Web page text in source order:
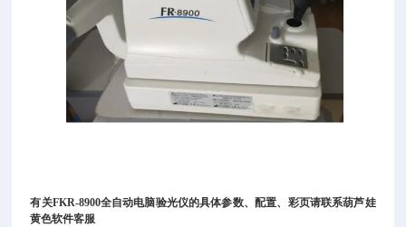
有关FKR-8900全自动电脑验光仪的具体参数、配置、彩页请联系葫芦娃
黄色软件客服